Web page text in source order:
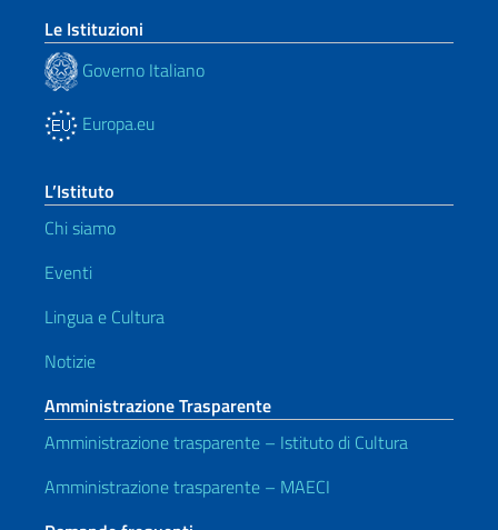
Le Istituzioni
Governo Italiano
Europa.eu
L’Istituto
Chi siamo
Eventi
Lingua e Cultura
Notizie
Amministrazione Trasparente
Amministrazione trasparente – Istituto di Cultura
Amministrazione trasparente – MAECI